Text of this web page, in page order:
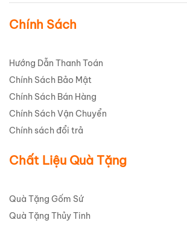
Chính Sách
Hướng Dẫn Thanh Toán
Chính Sách Bảo Mật
Chính Sách Bán Hàng
Chính Sách Vận Chuyển
Chính sách đổi trả
Chất Liệu Quà Tặng
Quà Tặng Gốm Sứ
Quà Tặng Thủy Tinh